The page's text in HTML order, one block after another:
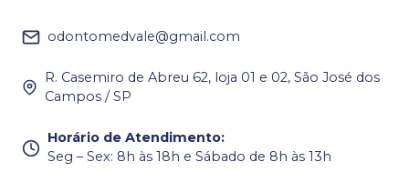
odontomedvale@gmail.com
R. Casemiro de Abreu 62, loja 01 e 02, São José dos
Campos / SP
Horário de Atendimento:
Seg – Sex: 8h às 18h e Sábado de 8h às 13h